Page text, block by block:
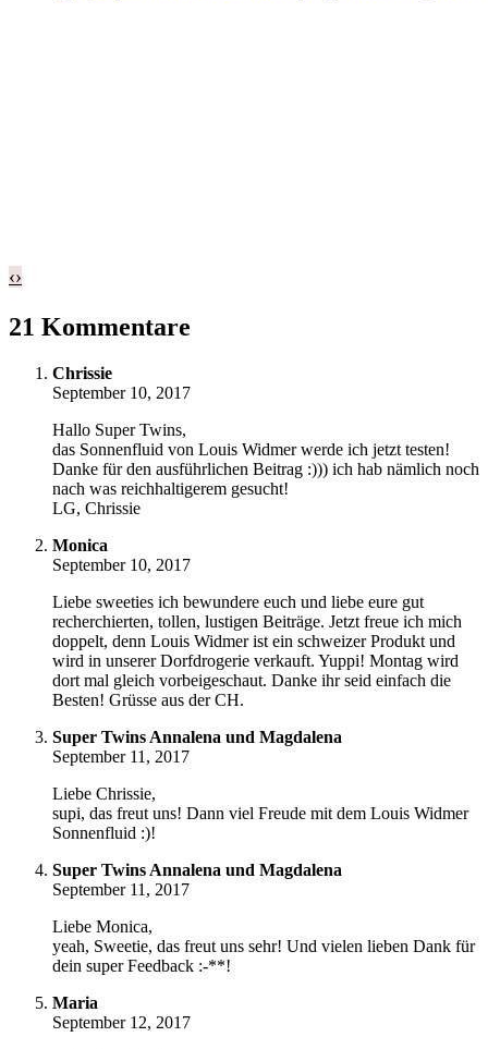
‹›
21 Kommentare
Chrissie
September 10, 2017
Hallo Super Twins,
das Sonnenfluid von Louis Widmer werde ich jetzt testen!
Danke für den ausführlichen Beitrag :))) ich hab nämlich noch
nach was reichhaltigerem gesucht!
LG, Chrissie
Monica
September 10, 2017
Liebe sweeties ich bewundere euch und liebe eure gut
recherchierten, tollen, lustigen Beiträge. Jetzt freue ich mich
doppelt, denn Louis Widmer ist ein schweizer Produkt und
wird in unserer Dorfdrogerie verkauft. Yuppi! Montag wird
dort mal gleich vorbeigeschaut. Danke ihr seid einfach die
Besten! Grüsse aus der CH.
Super Twins Annalena und Magdalena
September 11, 2017
Liebe Chrissie,
supi, das freut uns! Dann viel Freude mit dem Louis Widmer
Sonnenfluid :)!
Super Twins Annalena und Magdalena
September 11, 2017
Liebe Monica,
yeah, Sweetie, das freut uns sehr! Und vielen lieben Dank für
dein super Feedback :-**!
Maria
September 12, 2017